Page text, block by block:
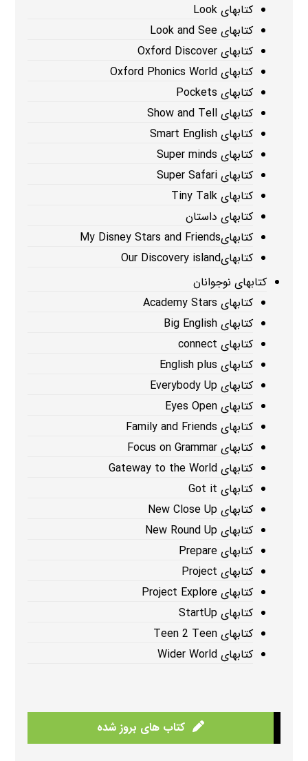
کتابهای Look
کتابهای Look and See
کتابهای Oxford Discover
کتابهای Oxford Phonics World
کتابهای Pockets
کتابهای Show and Tell
کتابهای Smart English
کتابهای Super minds
کتابهای Super Safari
کتابهای Tiny Talk
کتابهای داستان
کتابهایMy Disney Stars and Friends
کتابهایOur Discovery island
کتابهای نوجوانان
کتابهای Academy Stars
کتابهای Big English
کتابهای connect
کتابهای English plus
کتابهای Everybody Up
کتابهای Eyes Open
کتابهای Family and Friends
کتابهای Focus on Grammar
کتابهای Gateway to the World
کتابهای Got it
کتابهای New Close Up
کتابهای New Round Up
کتابهای Prepare
کتابهای Project
کتابهای Project Explore
کتابهای StartUp
کتابهای Teen 2 Teen
کتابهای Wider World
کتاب های بروز شده